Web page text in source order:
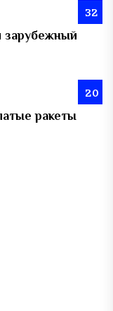
32
зарубежный
20
ракеты